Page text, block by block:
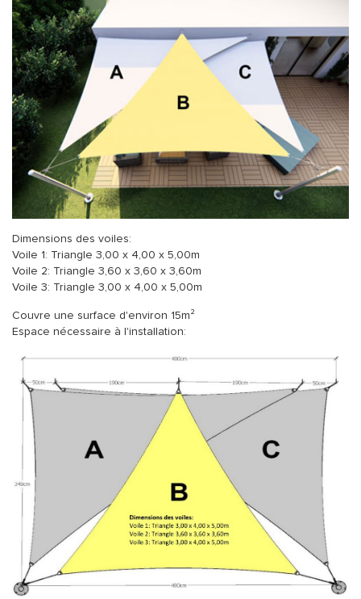
Dimensions des voiles:
Voile 1: Triangle 3,00 x 4,00 x 5,00m
Voile 2: Triangle 3,60 x 3,60 x 3,60m
Voile 3: Triangle 3,00 x 4,00 x 5,00m
Couvre une surface d'environ 15m²
Espace nécessaire à l'installation: